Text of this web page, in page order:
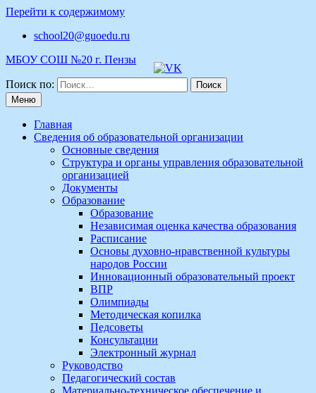
Перейти к содержимому
school20@guoedu.ru
МБОУ СОШ №20 г. Пензы
Поиск по:
Меню
Главная
Сведения об образовательной организации
Основные сведения
Структура и органы управления образовательной
организацией
Документы
Образование
Образование
Независимая оценка качества образования
Расписание
Основы духовно-нравственной культуры
народов России
Инновационный образовательный проект
ВПР
Олимпиады
Методическая копилка
Педсоветы
Консультации
Электронный журнал
Руководство
Педагогический состав
Материально-техническое обеспечение и